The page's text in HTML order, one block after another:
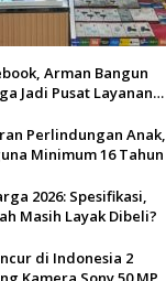
Arman Bangun
Jadi Pusat Layanan
Perlindungan Anak,
Minimum 16 Tahun
2026: Spesifikasi,
Masih Layak Dibeli?
di Indonesia 2